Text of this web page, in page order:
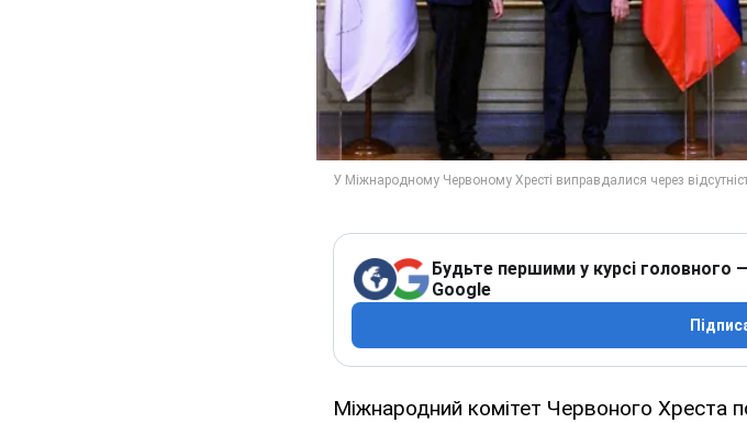
Будьте першими у курсі головного
Google
Міжнародний комітет Червоного Хреста